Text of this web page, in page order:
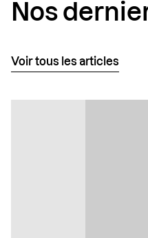
Nos
Voir tous les articles